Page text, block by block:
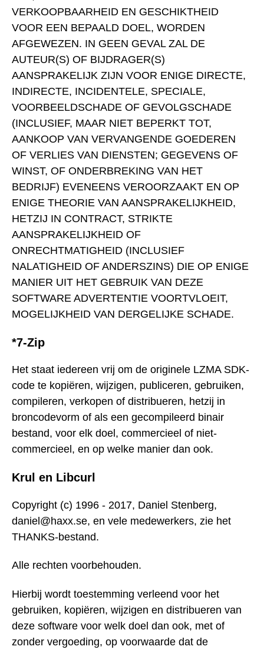
VERKOOPBAARHEID EN GESCHIKTHEID
VOOR EEN BEPAALD DOEL, WORDEN
AFGEWEZEN. IN GEEN GEVAL ZAL DE
AUTEUR(S) OF BIJDRAGER(S)
AANSPRAKELIJK ZIJN VOOR ENIGE DIRECTE,
INDIRECTE, INCIDENTELE, SPECIALE,
VOORBEELDSCHADE OF GEVOLGSCHADE
(INCLUSIEF, MAAR NIET BEPERKT TOT,
AANKOOP VAN VERVANGENDE GOEDEREN
OF VERLIES VAN DIENSTEN; GEGEVENS OF
WINST, OF ONDERBREKING VAN HET
BEDRIJF) EVENEENS VEROORZAAKT EN OP
ENIGE THEORIE VAN AANSPRAKELIJKHEID,
HETZIJ IN CONTRACT, STRIKTE
AANSPRAKELIJKHEID OF
ONRECHTMATIGHEID (INCLUSIEF
NALATIGHEID OF ANDERSZINS) DIE OP ENIGE
MANIER UIT HET GEBRUIK VAN DEZE
SOFTWARE ADVERTENTIE VOORTVLOEIT,
MOGELIJKHEID VAN DERGELIJKE SCHADE.
*7-Zip
Het staat iedereen vrij om de originele LZMA SDK-
code te kopiëren, wijzigen, publiceren, gebruiken,
compileren, verkopen of distribueren, hetzij in
broncodevorm of als een gecompileerd binair
bestand, voor elk doel, commercieel of niet-
commercieel, en op welke manier dan ook.
Krul en Libcurl
Copyright (c) 1996 - 2017, Daniel Stenberg,
daniel@haxx.se, en vele medewerkers, zie het
THANKS-bestand.
Alle rechten voorbehouden.
Hierbij wordt toestemming verleend voor het
gebruiken, kopiëren, wijzigen en distribueren van
deze software voor welk doel dan ook, met of
zonder vergoeding, op voorwaarde dat de